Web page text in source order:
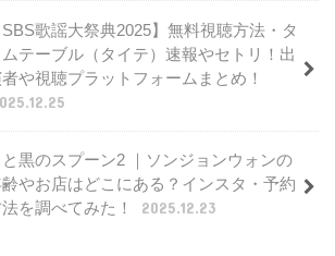
SBS歌謡大祭典2025】無料視聴方法・タ
ムテーブル（タイテ）速報やセトリ！出
や視聴プラットフォームまとめ！
と黒のスプーン2 ｜ソンジョンウォンの
やお店はどこにある？インスタ・予約
を調べてみた！
2025.12.23